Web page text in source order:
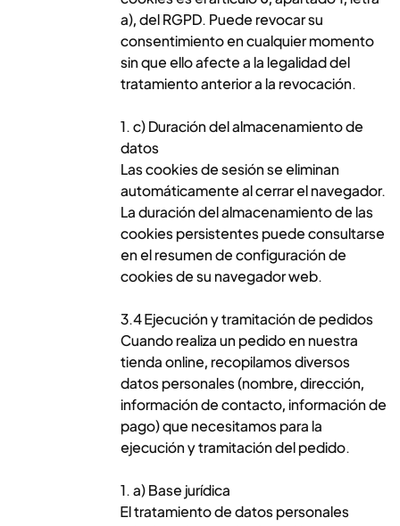
a), del RGPD. Puede revocar su
consentimiento en cualquier momento
sin que ello afecte a la legalidad del
tratamiento anterior a la revocación.
1. c) Duración del almacenamiento de
datos
Las cookies de sesión se eliminan
automáticamente al cerrar el navegador.
La duración del almacenamiento de las
cookies persistentes puede consultarse
en el resumen de configuración de
cookies de su navegador web.
3.4 Ejecución y tramitación de pedidos
Cuando realiza un pedido en nuestra
tienda online, recopilamos diversos
datos personales (nombre, dirección,
información de contacto, información de
pago) que necesitamos para la
ejecución y tramitación del pedido.
1. a) Base jurídica
El tratamiento de datos personales